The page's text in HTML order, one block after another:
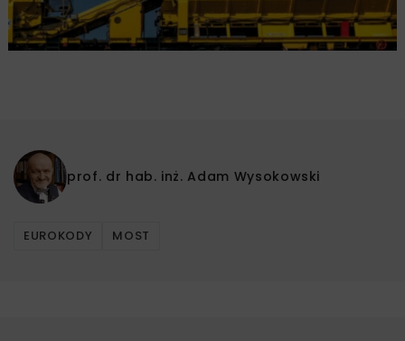
prof. dr hab. inż. Adam Wysokowski
EUROKODY MOST